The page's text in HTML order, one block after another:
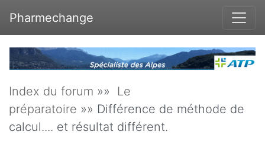
Pharmechange
Index du forum »» Le
préparatoire »» Différence de méthode de
calcul.... et résultat différent.